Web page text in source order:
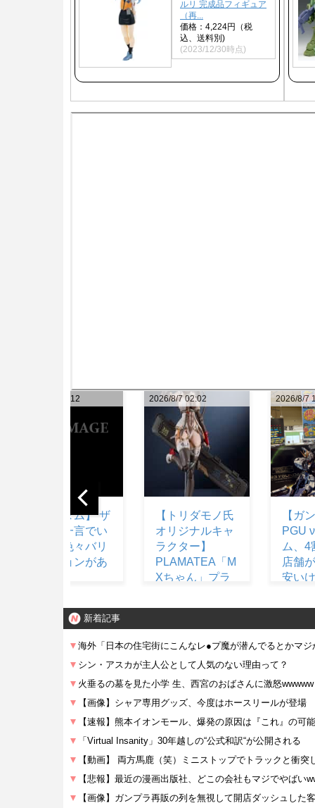
ルリ 完成品フィギュア
（再...
価格：4,224円（税
込、送料別)
(2023/12/30時点)
2026/8/7 10:22
【ガンプラ】
PGU νガンダ
ム、4割引きの
店舗が現れる…
安いけど置く場
2026/8/7
【
話 感
バニ
伝
2026/8/7 02:02
【トリダモノ氏
オリジナルキャ
ラクター】
PLAMATEA「M
約開始】
新着記事